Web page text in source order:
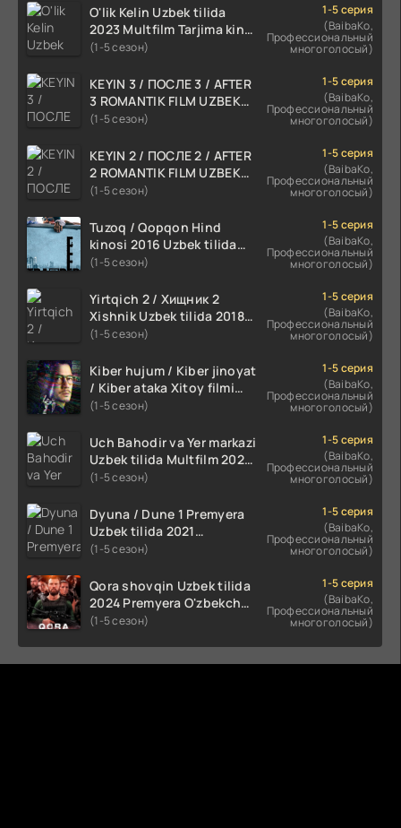
O'lik Kelin Uzbek tilida
2023 Multfilm Tarjima kino
skachat
(1-5 сезон)
1-5 серия
(BaibaKo,
Профессиональный
многоголосый)
KEYIN 3 / ПОСЛЕ 3 / AFTER
3 ROMANTIK FILM UZBEK
TILIDA 2021 TARJIMA FILM
(1-5 сезон)
1-5 серия
(BaibaKo,
Профессиональный
многоголосый)
KEYIN 2 / ПОСЛЕ 2 / AFTER
2 ROMANTIK FILM UZBEK
TILIDA 2020 TARJIMA FILM
(1-5 сезон)
1-5 серия
(BaibaKo,
Профессиональный
многоголосый)
Tuzoq / Qopqon Hind
kinosi 2016 Uzbek tilida
tarjima film HD
(1-5 сезон)
1-5 серия
(BaibaKo,
Профессиональный
многоголосый)
Yirtqich 2 / Хищник 2
Xishnik Uzbek tilida 2018-
2024 O'zbekcha tarjima
(1-5 сезон)
1-5 серия
(BaibaKo,
Профессиональный
многоголосый)
Kiber hujum / Kiber jinoyat
/ Kiber ataka Xitoy filmi
Uzbek tilida O'zbekcha
HD skachat
(1-5 сезон)
1-5 серия
(BaibaKo,
Профессиональный
многоголосый)
Uch Bahodir va Yer markazi
Uzbek tilida Multfilm 2025
tarjima HD skachat
(1-5 сезон)
1-5 серия
(BaibaKo,
Профессиональный
многоголосый)
Dyuna / Dune 1 Premyera
Uzbek tilida 2021
O'zbekcha tarjima kino HD
(1-5 сезон)
1-5 серия
(BaibaKo,
Профессиональный
многоголосый)
Qora shovqin Uzbek tilida
2024 Premyera O'zbekcha
tarjima kino HD skachat
(1-5 сезон)
1-5 серия
(BaibaKo,
Профессиональный
многоголосый)